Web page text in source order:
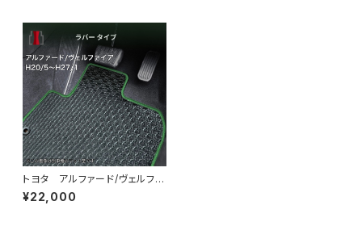
トヨタ アルファード/ヴェルファ
イア H20/5〜H27/1 20
系 ラゲッジマット付 フロアマ
¥22,000